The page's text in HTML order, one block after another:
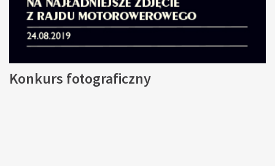
Konkurs fotograficzny